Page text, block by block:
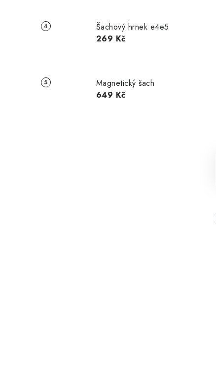
Šachový hrnek e4e5
269 Kč
Magnetický šach
649 Kč